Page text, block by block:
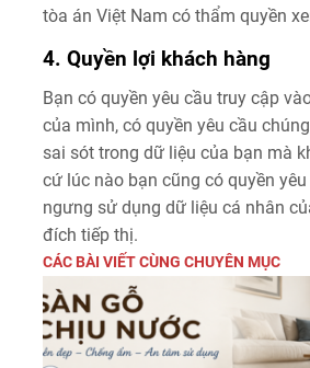
tòa án Việt Nam có thẩm quyền
4. Quyền lợi khách hàng
Bạn có quyền yêu cầu truy cập
của mình, có quyền yêu cầu
sai sót trong dữ liệu của bạn mà
cứ lúc nào bạn cũng có quyền
ngưng sử dụng dữ liệu cá nhân
đích tiếp thị.
CÁC BÀI VIẾT CÙNG CHUYÊN MỤC